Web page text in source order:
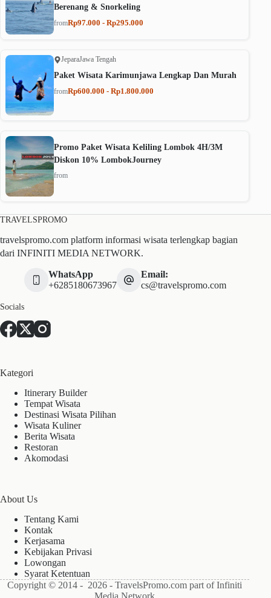
Berenang & Snorkeling
fromRp97.000 - Rp295.000
JeparaJawa Tengah
Paket Wisata Karimunjawa Lengkap Dan Murah
fromRp600.000 - Rp1.800.000
Promo Paket Wisata Keliling Lombok 4H/3M
Diskon 10% LombokJourney
from
TRAVELSPROMO
travelspromo.com platform informasi wisata terlengkap bagian
dari INFINITI MEDIA NETWORK.
WhatsApp
+6285180673967
Email:
cs@travelspromo.com
Socials
Kategori
Itinerary Builder
Tempat Wisata
Destinasi Wisata Pilihan
Wisata Kuliner
Berita Wisata
Restoran
Akomodasi
About Us
Tentang Kami
Kontak
Kerjasama
Kebijakan Privasi
Lowongan
Syarat Ketentuan
Copyright © 2014 - 2026 - TravelsPromo.com part of Infiniti
Media Network